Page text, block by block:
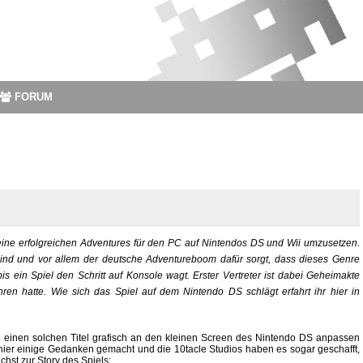
FORUM
erfolgreichen Adventures für den PC auf Nintendos DS und Wii umzusetzen.
und vor allem der deutsche Adventureboom dafür sorgt, dass dieses Genre
ein Spiel den Schritt auf Konsole wagt. Erster Vertreter ist dabei Geheimakte
hatte. Wie sich das Spiel auf dem Nintendo DS schlägt erfahrt ihr hier in
solchen Titel grafisch an den kleinen Screen des Nintendo DS anpassen
einige Gedanken gemacht und die 10tacle Studios haben es sogar geschafft,